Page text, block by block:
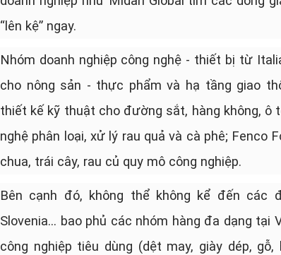
“lên kệ” ngay.
Nhóm doanh nghiệp công nghệ - thiết bị từ
cho nông sản - thực phẩm và hạ tầng giao
thiết kế kỹ thuật cho đường sắt, hàng không, ô
nghệ phân loại, xử lý rau quả và cà phê; Fenco
chua, trái cây, rau củ quy mô công nghiệp.
Bên cạnh đó, không thể không kể đến các
Slovenia… bao phủ các nhóm hàng đa dạng tại
công nghiệp tiêu dùng (dệt may, giày dép,